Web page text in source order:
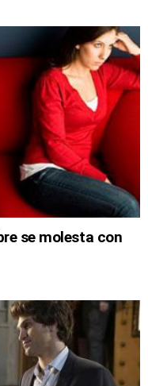
se molesta con